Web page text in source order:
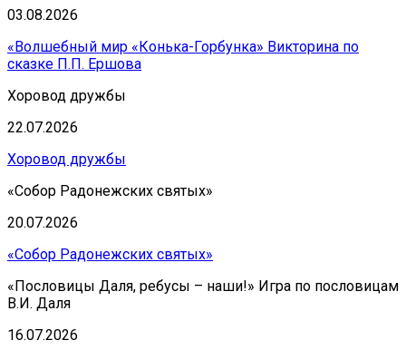
03.08.2026
«Волшебный мир «Конька-Горбунка» Викторина по
сказке П.П. Ершова
Хоровод дружбы
22.07.2026
Хоровод дружбы
«Собор Радонежских святых»
20.07.2026
«Собор Радонежских святых»
«Пословицы Даля, ребусы – наши!» Игра по пословицам
В.И. Даля
16.07.2026